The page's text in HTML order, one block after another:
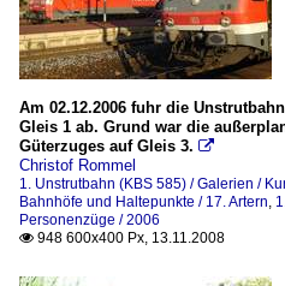
Am 02.12.2006 fuhr die
Gleis 1 ab. Grund war die
Güterzuges auf Gleis 3. 
Christof Rommel
1. Unstrutbahn (KBS 585) / Galerien /
Bahnhöfe und Haltepunkte / 17. Artern,
Personenzüge / 2006
 948 600x400 Px, 13.11.2008